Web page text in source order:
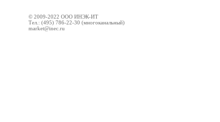
© 2009-2022 ООО ИНЭК-ИТ
Тел.: (495) 786-22-30 (многоканальный)
market@inec.ru